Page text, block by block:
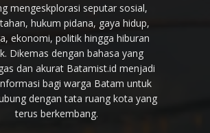
mengeskplorasi seputar sosial,
hukum pidana, gaya hidup,
ekonomi, politik hingga hiburan
Dikemas dengan bahasa yang
dan akurat Batamist.id menjadi
bagi warga Batam untuk
dengan tata ruang kota yang
terus berkembang.